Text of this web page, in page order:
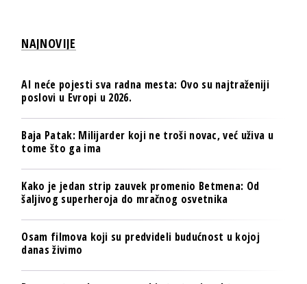
NAJNOVIJE
AI neće pojesti sva radna mesta: Ovo su najtraženiji
poslovi u Evropi u 2026.
Baja Patak: Milijarder koji ne troši novac, već uživa u
tome što ga ima
Kako je jedan strip zauvek promenio Betmena: Od
šaljivog superheroja do mračnog osvetnika
Osam filmova koji su predvideli budućnost u kojoj
danas živimo